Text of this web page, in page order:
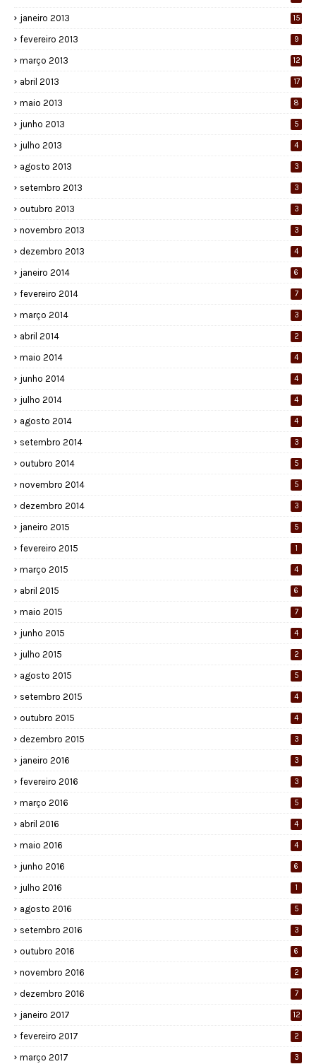
janeiro 2013 15
fevereiro 2013 9
março 2013 12
abril 2013 17
maio 2013 8
junho 2013 5
julho 2013 4
agosto 2013 3
setembro 2013 3
outubro 2013 3
novembro 2013 3
dezembro 2013 4
janeiro 2014 6
fevereiro 2014 7
março 2014 3
abril 2014 2
maio 2014 4
junho 2014 4
julho 2014 4
agosto 2014 4
setembro 2014 3
outubro 2014 5
novembro 2014 5
dezembro 2014 3
janeiro 2015 5
fevereiro 2015 1
março 2015 4
abril 2015 6
maio 2015 7
junho 2015 4
julho 2015 2
agosto 2015 5
setembro 2015 4
outubro 2015 4
dezembro 2015 3
janeiro 2016 3
fevereiro 2016 3
março 2016 5
abril 2016 4
maio 2016 4
junho 2016 6
julho 2016 1
agosto 2016 5
setembro 2016 3
outubro 2016 6
novembro 2016 2
dezembro 2016 7
janeiro 2017 12
fevereiro 2017 2
março 2017 3